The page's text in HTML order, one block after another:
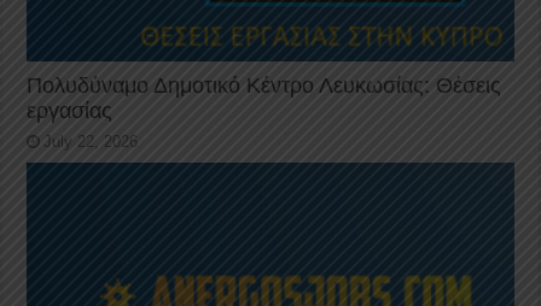
Πολυδύναμο Δημοτικό Κέντρο Λευκωσίας: Θέσεις
εργασίας
July 22, 2026